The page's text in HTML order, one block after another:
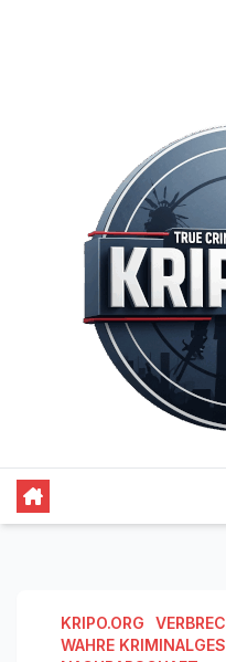
KRIPO.ORG
WAHRE